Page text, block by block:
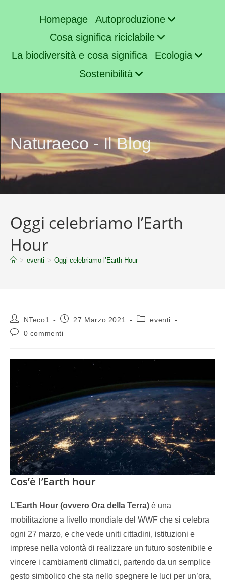
Homepage
Autoproduzione
Cosa significa riciclabile
La biodiversità e cosa significa
Ecologia
Sostenibilità
Naturaeco - Il Blog
Oggi celebriamo l’Earth
Hour
> eventi > Oggi celebriamo l’Earth Hour
NTeco1 27 Marzo 2021
eventi
0 commenti
Cos’è l’Earth hour
L’Earth Hour (ovvero Ora della Terra) è una
mobilitazione a livello mondiale del WWF che si celebra
ogni 27 marzo, e che vede uniti cittadini, istituzioni e
imprese nella volontà di realizzare un futuro sostenibile e
vincere i cambiamenti climatici, partendo da un semplice
gesto simbolico che sta nello spegnere le luci per un’ora,